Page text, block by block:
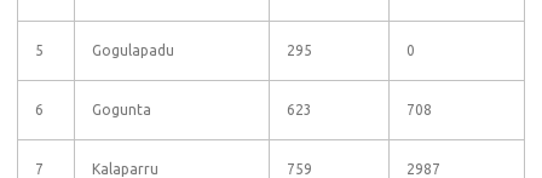
5 Gogulapadu 295 0
6 Gogunta 623 708
7 Kalaparru 759 2987